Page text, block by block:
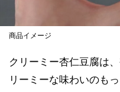
商品イメージ
クリーミー杏仁豆腐は
リーミーな味わいのも